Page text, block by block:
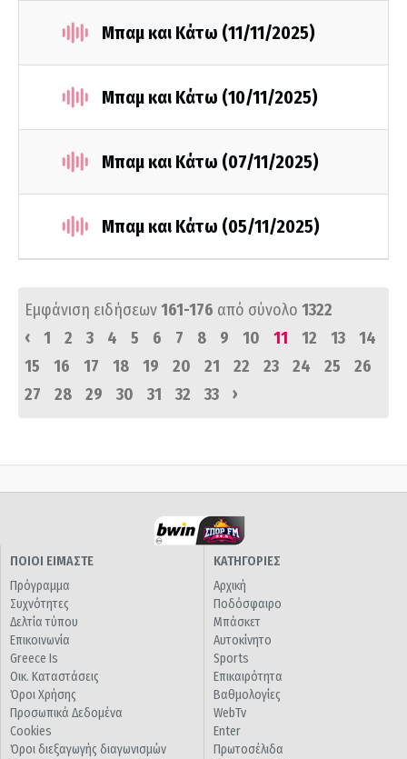
Μπαμ και Κάτω (11/11/2025)
Μπαμ και Κάτω (10/11/2025)
Μπαμ και Κάτω (07/11/2025)
Μπαμ και Κάτω (05/11/2025)
Εμφάνιση ειδήσεων161-176 από σύνολο 1322
‹
1 2 3 4 5 6 7 8 9 10 11 12 13
14
15
16 17 18 19 20 21 22 23 24 25
26
27
28 29 30 31 32 33 ›
ΠΟΙΟΙ ΕΙΜΑΣΤΕ
Πρόγραμμα
Συχνότητες
Δελτία τύπου
Επικοινωνία
Greece Is
Οικ. Καταστάσεις
Όροι Χρήσης
Προσωπικά Δεδομένα
Cookies
Όροι διεξαγωγής διαγωνισμών
ΚΑΤΗΓΟΡΙΕΣ
Αρχική
Ποδόσφαιρο
Μπάσκετ
Αυτοκίνητο
Sports
Επικαιρότητα
Βαθμολογίες
WebTv
Enter
Πρωτοσέλιδα